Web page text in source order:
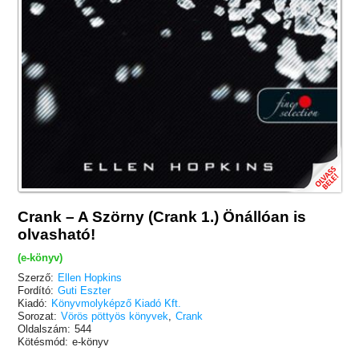
Crank – A Szörny (Crank 1.) Önállóan is
olvasható!
(e-könyv)
Szerző: Ellen Hopkins
Fordító: Guti Eszter
Kiadó: Könyvmolyképző Kiadó Kft.
Sorozat: Vörös pöttyös könyvek
Crank
Oldalszám: 544
Kötésmód: e-könyv